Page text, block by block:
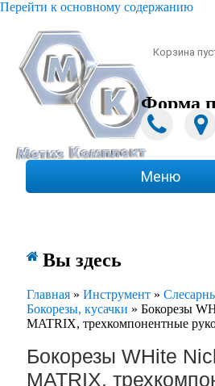
Перейти к основному содержанию
Корзина
Форма
Меню
 Вы здесь
Главная » Инструмент »
Бокорезы, кусачки » Бокорезы
MATRIX, трехкомпонентные
Бокорезы WHite
MATRIX,